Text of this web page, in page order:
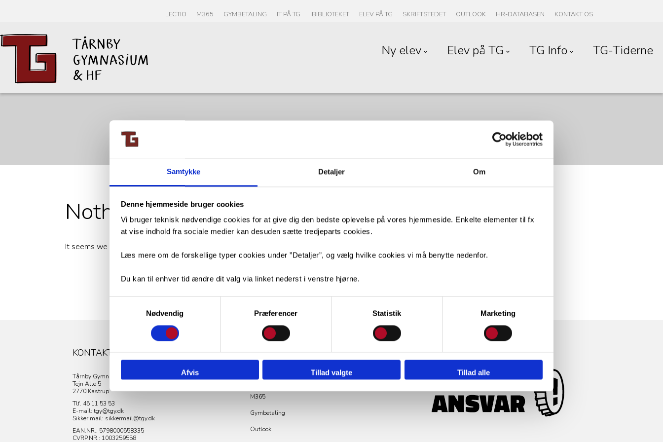
Samtykke Detaljer Om
Denne hjemmeside bruger cookies
Vi bruger teknisk nødvendige cookies for at give dig den bedste oplevelse på vores hjemmeside. Enkelte elementer til fx
at vise indhold fra sociale medier kan desuden sætte tredjeparts cookies.
Læs mere om de forskellige typer cookies under ”Detaljer”, og vælg hvilke cookies vi må benytte nedenfor.
Du kan til enhver tid ændre dit valg via linket nederst i venstre hjørne.
Nødvendig
Præferencer Statistik Marketing
Afvis Tillad valgte Tillad alle
LECTIO M365 GYMBETALING IT PÅ TG IBIBLIOTEKET ELEV PÅ TG SKRIFTSTEDET OUTLOOK HR-DATABASEN KONTAKT OS
Ny elev Elev på TG TG Info TG-Tiderne
Nothing Found
It seems we can’t find what you’re looking for. Perhaps searching can help.
KONTAKT
Tårnby Gymnasium & HF
Tejn Alle 5
2770 Kastrup
Tlf. 45 11 53 53
E-mail: tgy@tgy.dk
Sikker mail: sikkermail@tgy.dk
EAN.NR.: 5798000558335
CVRP.NR.: 1003259558
GENVEJE
Lectio
M365
Gymbetaling
Outlook